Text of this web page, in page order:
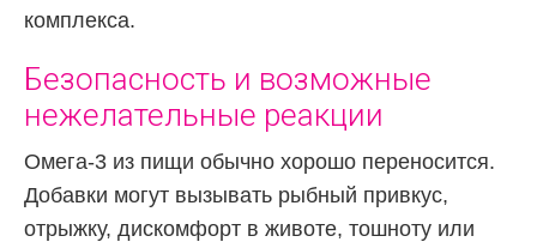
комплекса.
Безопасность и возможные
нежелательные реакции
Омега-3 из пищи обычно хорошо переносится.
Добавки могут вызывать рыбный привкус,
отрыжку, дискомфорт в животе, тошноту или